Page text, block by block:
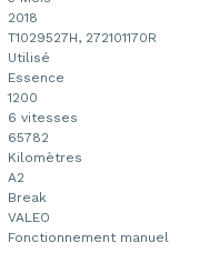
2018
T1029527H, 272101170R
Utilisé
Essence
1200
6 vitesses
65782
Kilomètres
A2
Break
VALEO
Fonctionnement manuel